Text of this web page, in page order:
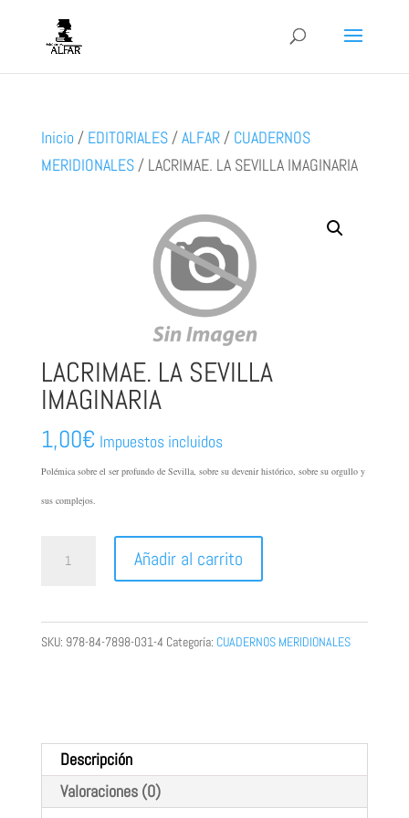
Inicio / EDITORIALES/ALFAR/ CUADERNOS
MERIDIONALES/ LACRIMAE. LA SEVILLA IMAGINARIA
LACRIMAE. LA SEVILLA
IMAGINARIA
1,00€ Impuestos incluidos
Polémica sobre el ser profundo de Sevilla, sobre su devenir histórico, sobre su orgullo y
sus complejos.
Añadir al carrito
SKU: 978-84-7898-031-4 Categoría: CUADERNOS MERIDIONALES
Descripción
Valoraciones (0)